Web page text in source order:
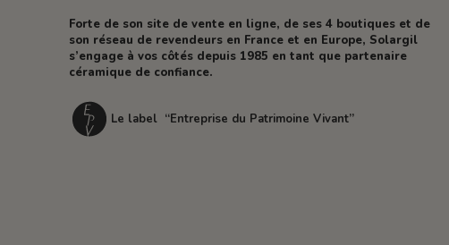
Forte de son site de vente en ligne, de ses 4 boutiques et de
son réseau de revendeurs en France et en Europe, Solargil
s’engage à vos côtés depuis 1985 en tant que partenaire
céramique de confiance.
Le label “Entreprise du Patrimoine Vivant”